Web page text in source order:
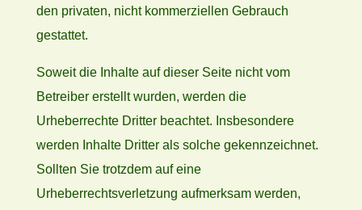
den privaten, nicht kommerziellen Gebrauch
gestattet.
Soweit die Inhalte auf dieser Seite nicht vom
Betreiber erstellt wurden, werden die
Urheberrechte Dritter beachtet. Insbesondere
werden Inhalte Dritter als solche gekennzeichnet.
Sollten Sie trotzdem auf eine
Urheberrechtsverletzung aufmerksam werden,